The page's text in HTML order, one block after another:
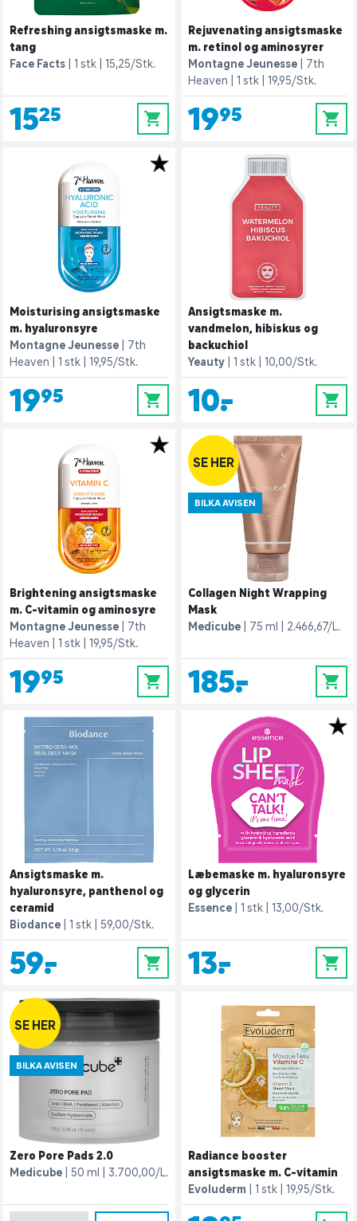
Refreshing ansigtsmaske m.
tang
Face Facts
1 stk 15,25/Stk.
15,25 0
Rejuvenating ansigtsmaske
m. retinol og aminosyrer
Montagne Jeunesse
7th
Heaven
1 stk 19,95/Stk.
19,95 0
Moisturising ansigtsmaske
m. hyaluronsyre
Montagne Jeunesse
7th
Heaven
1 stk 19,95/Stk.
19,95 0
Ansigtsmaske m.
vandmelon, hibiskus og
backuchiol
Yeauty
1 stk 10,00/Stk.
10,- 0
Brightening ansigtsmaske
m. C-vitamin og aminosyre
Montagne Jeunesse
7th
Heaven
1 stk 19,95/Stk.
19,95 0
SE HER
BILKA AVISEN
Collagen Night Wrapping
Mask
Medicube
75 ml 2.466,67/L.
185,- 0
Ansigtsmaske m.
hyaluronsyre, panthenol og
ceramid
Biodance
1 stk 59,00/Stk.
59,- 0
Læbemaske m. hyaluronsyre
og glycerin
Essence
1 stk 13,00/Stk.
13,- 0
SE HER
BILKA AVISEN
Zero Pore Pads 2.0
Medicube
50 ml 3.700,00/L.
Radiance booster
ansigtsmaske m. C-vitamin
Evoluderm
1 stk 19,95/Stk.